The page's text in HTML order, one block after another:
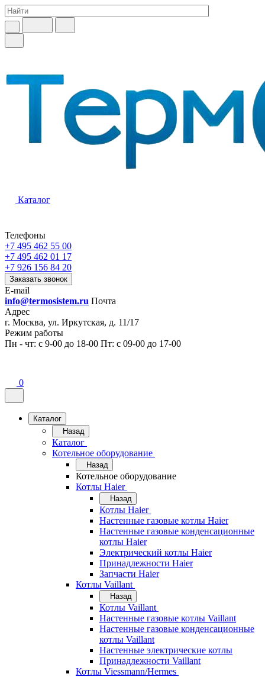
Каталог
Телефоны
+7 495 462 55 00
+7 495 462 01 17
+7 926 156 84 20
Заказать звонок
E-mail
info@termosistem.ru Почта
Адрес
г. Москва, ул. Иркутская, д. 11/17
Режим работы
Пн - чт: с 9-00 до 18-00 Пт: с 09-00 до 17-00
0
Каталог
Назад
Каталог
Котельное оборудование
Назад
Котельное оборудование
Котлы Haier
Назад
Котлы Haier
Настенные газовые котлы Haier
Настенные газовые конденсационные
котлы Haier
Электрический котлы Haier
Принадлежности Haier
Запчасти Haier
Котлы Vaillant
Назад
Котлы Vaillant
Настенные газовые котлы Vaillant
Настенные газовые конденсационные
котлы Vaillant
Настенные электрические котлы
Принадлежности Vaillant
Котлы Viessmann/Hermes